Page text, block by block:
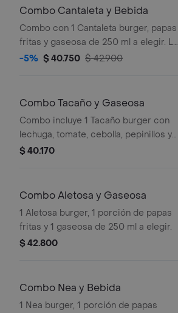
Combo Cantaleta y Bebida
Combo con 1 Cantaleta burger, papas
fritas y gaseosa de 250 ml a elegir. La
hamburguesa incluye lechuga, tomate,
-5% $ 40.750 $ 42.900
Combo Tacaño y Gaseosa
Combo incluye 1 Tacaño burger con
lechuga, tomate, cebolla, pepinillos y
queso, 1 porción de papas fritas y 1
$ 40.170
Combo Aletosa y Gaseosa
1 Aletosa burger, 1 porción de papas
fritas y 1 gaseosa de 250 ml a elegir.
$ 42.800
Combo Nea y Bebida
1 Nea burger, 1 porción de papas